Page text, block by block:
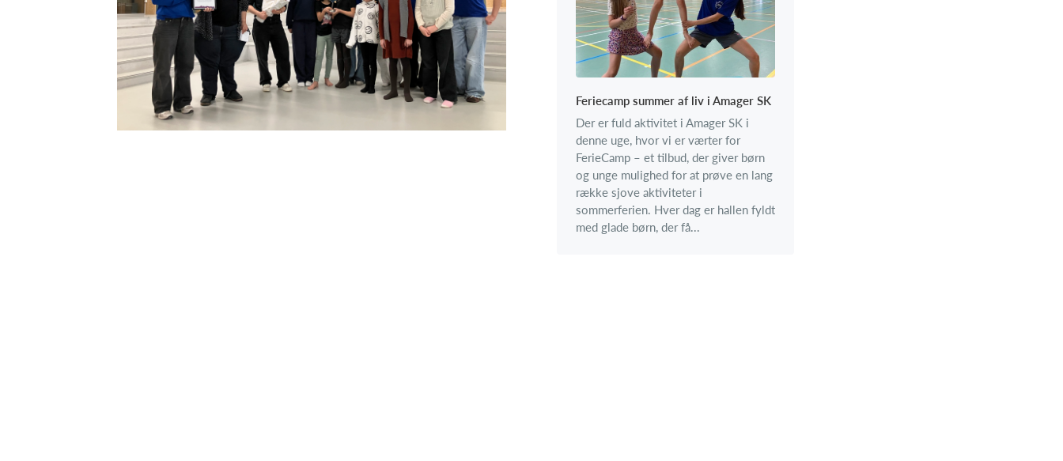
Feriecamp summer af liv i Amager SK
Der er fuld aktivitet i Amager SK i
denne uge, hvor vi er værter for
FerieCamp – et tilbud, der giver børn
og unge mulighed for at prøve en lang
række sjove aktiviteter i
sommerferien. Hver dag er hallen fyldt
med glade børn, der få...